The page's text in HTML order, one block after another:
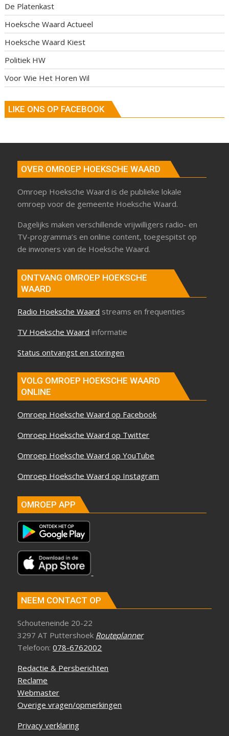
De Platenkast
Hoeksche Waard Actueel
Hoeksche Waard Kiest
Politiek HW
Voor Wie Het Horen Wil
LIKE ONS OP FACEBOOK
OVER OMROEP HOEKSCHE WAARD
Omroep Hoeksche Waard is de publieke lokale
omroep voor de gemeente Hoeksche Waard.
Dagelijks maken verschillende vrijwilligers radio- en
TV-programma’s en online content, toegespitst op
de inwoners van de Hoeksche Waard.
ONTVANG OMROEP HOEKSCHE
WAARD
Radio Hoeksche Waard streams en frequenties
TV Hoeksche Waard informatie
Status ontvangst en storingen
VOLG OMROEP HOEKSCHE WAARD
ONLINE
Omroep Hoeksche Waard op Facebook
Omroep Hoeksche Waard op Twitter
Omroep Hoeksche Waard op YouTube
Omroep Hoeksche Waard op Instagram
OMROEP APP
NEEM CONTACT OP
Schouteneinde 20-22
3297 AT Puttershoek Routeplanner
Telefoon:078-6762002
Redactie & Persberichten
Reclame
Webmaster
Overige vragen/opmerkingen
Privacy verklaring